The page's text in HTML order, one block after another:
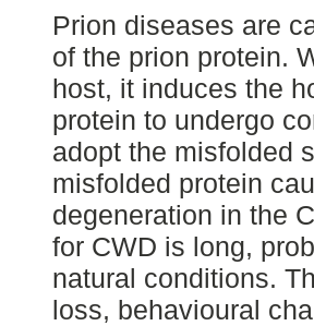
Prion diseases are
of the prion protein.
host, it induces the
protein to undergo
adopt the misfolded
misfolded protein
degeneration in the
for CWD is long,
natural conditions.
loss, behavioural